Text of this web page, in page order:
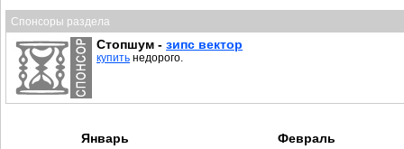
Спонсоры раздела
Стопшум - зипс вектор
купить недорого.
Январь Февраль